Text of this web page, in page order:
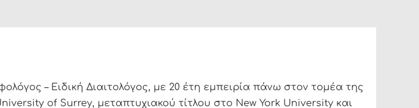
– Ειδική Διαιτολόγος, με 20 έτη εμπειρία πάνω στον τομέα της
of Surrey, μεταπτυχιακού τίτλου στο New York University και